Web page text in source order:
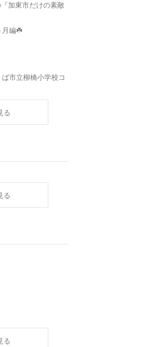
加東市だけの素敵
月編☘️
市立柳橋小学校コ
る
る
る